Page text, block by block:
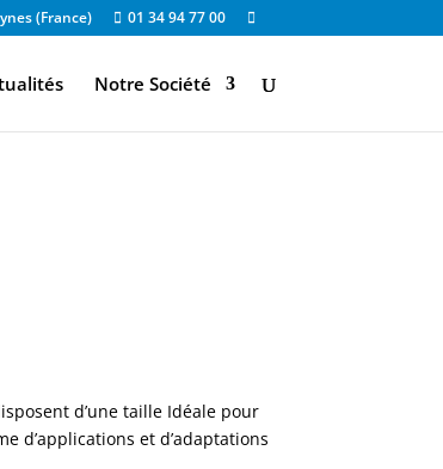
(France) 01 34 94 77 00
Notre Société
d’une taille Idéale pour
d’applications et d’adaptations